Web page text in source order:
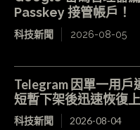
Passkey 接管帳戶！
科技新聞 2026-08-05
Telegram 因單一用戶
短暫下架後迅速恢復
科技新聞 2026-08-04